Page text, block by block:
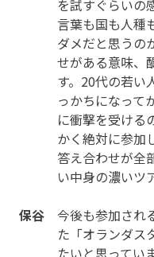
を試すぐらいの
言葉も国も人種
ダメだと思うの
せがある意味、
す。20代の若い
っかちになって
に衝撃を受ける
かく絶対に参加
答え合わせが全
い中身の濃いツ
保谷 今後も参加され
た「オランダス
たいと思ってい